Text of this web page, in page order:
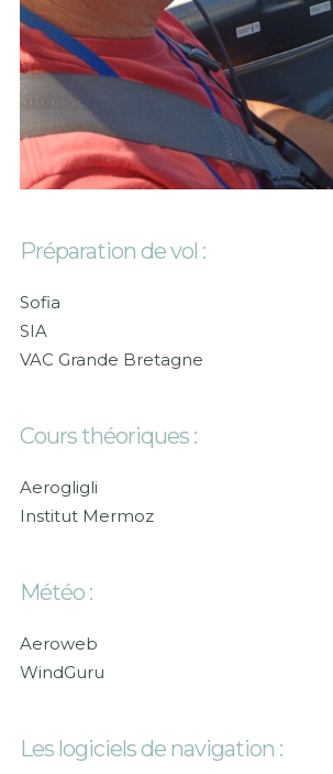
Préparation de vol :
Sofia
SIA
VAC Grande Bretagne
Cours théoriques :
Aerogligli
Institut Mermoz
Météo :
Aeroweb
WindGuru
Les logiciels de navigation :